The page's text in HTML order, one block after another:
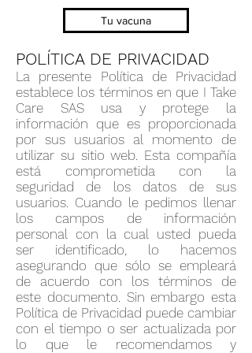
POLÍTICA DE PRIVACIDAD
La presente Política de Privacidad
establece los términos en que I Take
Care SAS usa y protege la
información que es proporcionada
por sus usuarios al momento de
utilizar su sitio web. Esta compañía
está comprometida con la
seguridad de los datos de sus
usuarios. Cuando le pedimos llenar
los campos de información
personal con la cual usted pueda
ser identificado, lo hacemos
asegurando que sólo se empleará
de acuerdo con los términos de
este documento. Sin embargo esta
Política de Privacidad puede cambiar
con el tiempo o ser actualizada por
lo que le recomendamos y
Tu vacuna